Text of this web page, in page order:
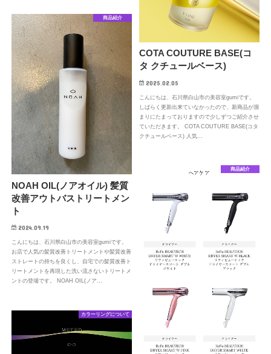
COTA COUTURE BASE(コ
タ クチュールベース)
2025.02.05
こんにちは、石川県白山市の美容室gumiです。
しばらく更新出来ていなかったので、新商品が溜
まりにたまっておりますので少しずつご紹介させ
ていただきます。 COTA COUTURE BASE(コタ
クチュールベース) 人気…
商品紹介
NOAH OIL(ノアオイル) 髪質
改善アウトバストリートメン
ト
2024.09.19
こんにちは、石川県白山市の美容室gumiです。
お店で人気の髪質改善トリートメントや髪質改善
ストレートの持ちを良くし、自宅での髪質改善ト
リートメントを再現した洗い流さないトリートメ
ントの登場です。 NOAH OIL(ノア…
商品紹介
カラーリングについて